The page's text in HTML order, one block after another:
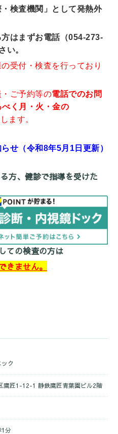
検査機関」として発熱外
はまずお電話（054-273-
い。
受付・検査を行っており
ご予約等の電話でのお問
く月・火・金の
ます。
せ （令和8年5月1日更新）
方、健診で指導を受けた
ての検査の方は
きません。
ク
鷹匠1-12-1 静鉄鷹匠青葉園ビル2階
分